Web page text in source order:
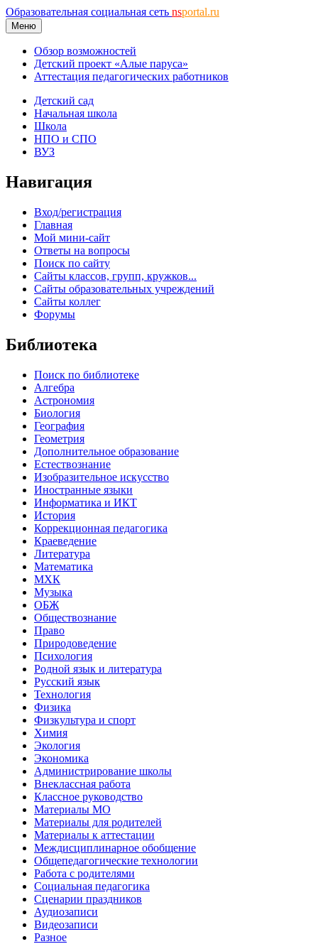
Образовательная социальная сеть nsportal.ru
Меню
Обзор возможностей
Детский проект «Алые паруса»
Аттестация педагогических работников
Детский сад
Начальная школа
Школа
НПО и СПО
ВУЗ
Навигация
Вход/регистрация
Главная
Мой мини-сайт
Ответы на вопросы
Поиск по сайту
Сайты классов, групп, кружков...
Сайты образовательных учреждений
Сайты коллег
Форумы
Библиотека
Поиск по библиотеке
Алгебра
Астрономия
Биология
География
Геометрия
Дополнительное образование
Естествознание
Изобразительное искусство
Иностранные языки
Информатика и ИКТ
История
Коррекционная педагогика
Краеведение
Литература
Математика
МХК
Музыка
ОБЖ
Обществознание
Право
Природоведение
Психология
Родной язык и литература
Русский язык
Технология
Физика
Физкультура и спорт
Химия
Экология
Экономика
Администрирование школы
Внеклассная работа
Классное руководство
Материалы МО
Материалы для родителей
Материалы к аттестации
Междисциплинарное обобщение
Общепедагогические технологии
Работа с родителями
Социальная педагогика
Сценарии праздников
Аудиозаписи
Видеозаписи
Разное